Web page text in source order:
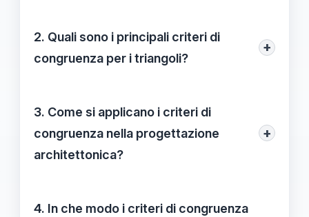
matematiche che determinano quando
due figure geometriche, in particolare i
2. Quali sono i principali criteri di
congruenza per i triangoli?
+
triangoli comprendono: Lato-Lato-Lato (L-
L-L), Angolo-Lato-Angolo (A-L-A),
Angolo-Angolo-Angolo (A-A-A) e Lato-
3. Come si applicano i criteri di
congruenza nella progettazione
architettonica?
+
di congruenza aiutano gli architetti a
4. In che modo i criteri di congruenza